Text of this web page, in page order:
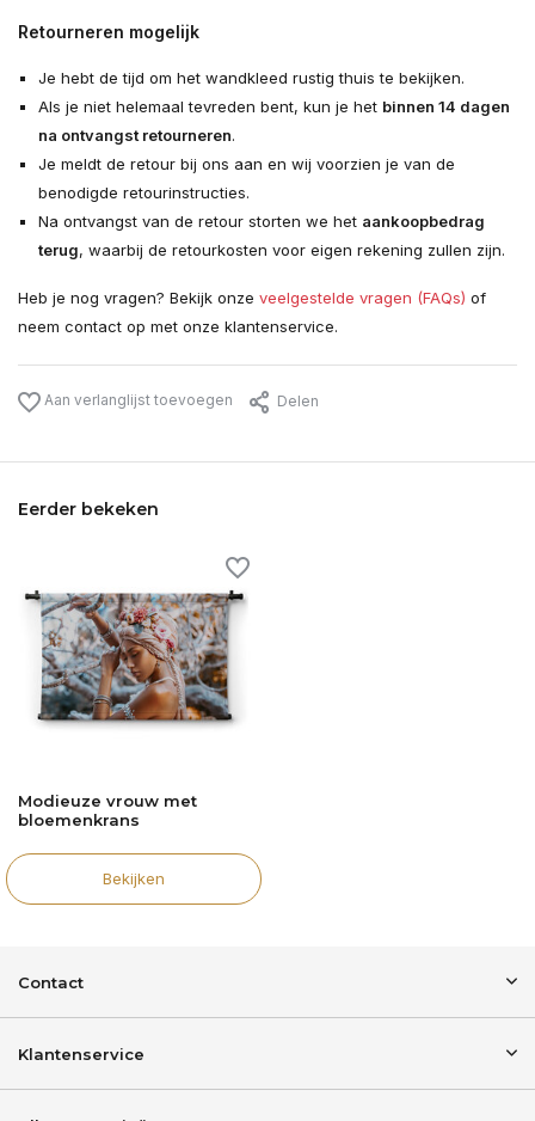
Retourneren mogelijk
Je hebt de tijd om het wandkleed rustig thuis te bekijken.
Als je niet helemaal tevreden bent, kun je het binnen 14 dagen
na ontvangst retourneren.
Je meldt de retour bij ons aan en wij voorzien je van de
benodigde retourinstructies.
Na ontvangst van de retour storten we het aankoopbedrag
terug, waarbij de retourkosten voor eigen rekening zullen zijn.
Heb je nog vragen? Bekijk onze veelgestelde vragen (FAQs) of
neem contact op met onze klantenservice.
Aan verlanglijst toevoegen Delen
Eerder bekeken
Modieuze vrouw met
bloemenkrans
Bekijken
Contact
Klantenservice